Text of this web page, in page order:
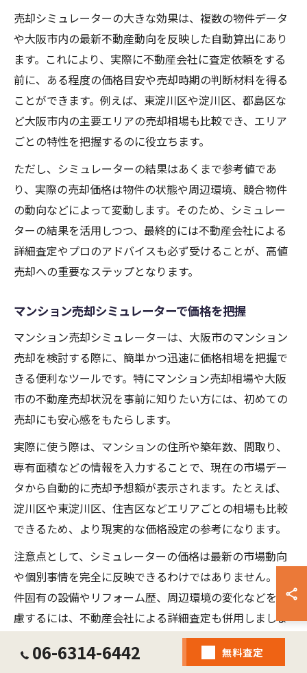
売却シミュレーターの大きな効果は、複数の物件データ
や大阪市内の最新不動産動向を反映した自動算出にあり
ます。これにより、実際に不動産会社に査定依頼をする
前に、ある程度の価格目安や売却時期の判断材料を得る
ことができます。例えば、東淀川区や淀川区、都島区な
ど大阪市内の主要エリアの売却相場も比較でき、エリア
ごとの特性を把握するのに役立ちます。
ただし、シミュレーターの結果はあくまで参考値であ
り、実際の売却価格は物件の状態や周辺環境、競合物件
の動向などによって変動します。そのため、シミュレー
ターの結果を活用しつつ、最終的には不動産会社による
詳細査定やプロのアドバイスも必ず受けることが、高値
売却への重要なステップとなります。
マンション売却シミュレーターで価格を把握
マンション売却シミュレーターは、大阪市のマンション
売却を検討する際に、簡単かつ迅速に価格相場を把握で
きる便利なツールです。特にマンション売却相場や大阪
市の不動産売却状況を事前に知りたい方には、初めての
売却にも安心感をもたらします。
実際に使う際は、マンションの住所や築年数、間取り、
専有面積などの情報を入力することで、現在の市場デー
タから自動的に売却予想額が表示されます。たとえば、
淀川区や東淀川区、住吉区などエリアごとの相場も比較
できるため、より現実的な価格設定の参考になります。
注意点として、シミュレーターの価格は最新の市場動向
や個別事情を完全に反映できるわけではありません。物
件固有の設備やリフォーム歴、周辺環境の変化などを考
慮するには、不動産会社による詳細査定も併用しましょ
う。こうした併用で、売却価格の妥当性をより正確に判
断できます。
06-6314-6442 無料査定